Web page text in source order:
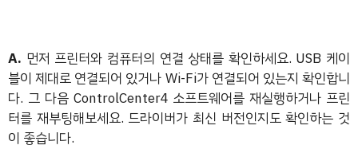
A. 먼저 프린터와 컴퓨터의 연결 상태를 확인하세요. USB 케이
블이 제대로 연결되어 있거나 Wi-Fi가 연결되어 있는지 확인합니
다. 그 다음 ControlCenter4 소프트웨어를 재실행하거나 프린
터를 재부팅해보세요. 드라이버가 최신 버전인지도 확인하는 것
이 좋습니다.